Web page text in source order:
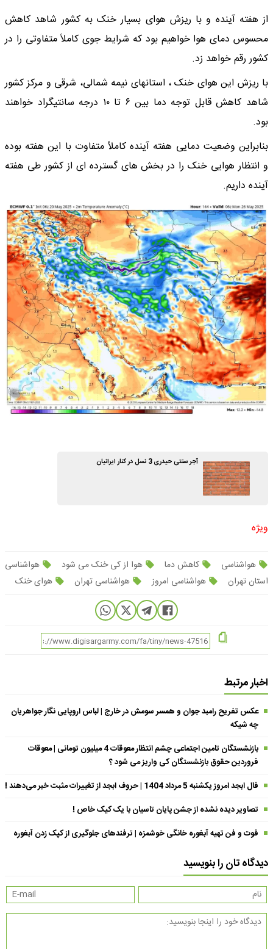
از هفته آینده و با ریزش هوای بسیار خنک به کشور شاهد کاهش
محسوس دمای هوا خواهیم بود که شرایط جوی کاملاً متفاوتی را در
کشور رقم خواهد زد.
با ریزش این هوای خنک ، استانهای نیمه شمالی، شرقی و مرکز کشور
شاهد کاهش قابل توجه دما بین ۶ تا ۱۰ درجه سانتیگراد خواهند
بود.
بنابراین وضعیت دمایی هفته آینده کاملاً متفاوت با این هفته بوده
و انتظار هوایی خنک را در بخش های گسترده ای از کشور طی هفته
آینده داریم.
آجر سنتی حیدری 3 نسل در کنار ایرانیان
ویژه
هواشناسی کاهش دما هوا از کی خنک می شود
هواشناسی
استان تهران
هواشناسی امروز هواشناسی تهران هوای خنک
اخبار مرتبط
عکس تفریح رامبد جوان و همسر سومش در خارج | لباس اروپایی نگار جواهریان
چه شیکه
بازنشستگان تامین اجتماعی چشم انتظار معوقات 4 میلیون تومانی | معوقات
فروردین حقوق بازنشستگان کی واریز می شود ؟
فال ابجد امروز یکشنبه 5 مرداد 1404 | حروف ابجد از تغییرات مثبت خبر می‌دهند !
تصاویر دیده نشده از جشن پایان تاسیان با یک کیک خاص !
فوت و فن تهیه آبغوره خانگی خوشمزه | ترفندهای جلوگیری از کپک زدن آبغوره
دیدگاه تان را بنویسید